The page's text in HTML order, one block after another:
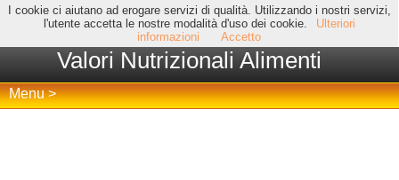
I cookie ci aiutano ad erogare servizi di qualità. Utilizzando i nostri servizi,
l'utente accetta le nostre modalità d'uso dei cookie.
Ulteriori
informazioni
Accetto
Valori Nutrizionali Alimenti
Menu >